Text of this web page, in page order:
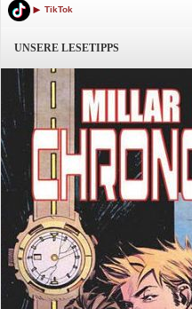
TikTok
UNSERE LESETIPPS